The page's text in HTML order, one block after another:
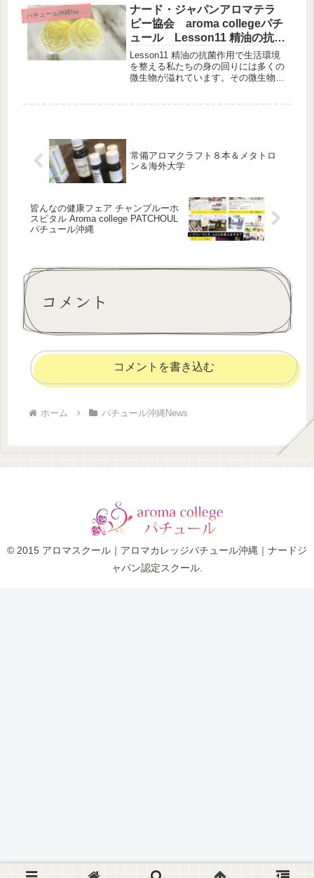
眠れない状態でした。朝になり鏡を見
るとなんと、リンパ付近が腫れている
～...
パ
チュール沖縄News
ナード・ジャパンアロマテラ
ピー協会 aroma collegeパチ
ュール Lesson11 精油の抗菌
作用で生活環境を整える
Lesson12 女性のためのアロマ
テラピー
Lesson11 精油の抗菌作用で生活環境
を整える私たちの身の回りには多くの
微生物が溢れています。その微生物
常備アロマクラフト８本＆メタトロ
ン＆海外大学
皆んなの健康フェア チャンプルーホ
スピタル Aroma college PATCHOUL
パチュール沖縄
コメント
コメントを書き込む
ホーム パチュール沖縄News
© 2015 アロマスクール｜アロマカレッジパチュール沖縄｜ナードジ
ャパン認定スクール.